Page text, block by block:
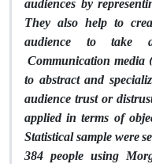
They also help to
audience to take
Communication media
to abstract and
audience trust or
applied in terms of
Statistical sample were
384 people using